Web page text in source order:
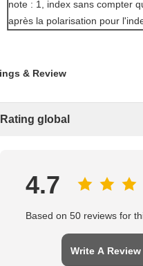
note : 1, index sans compter
après la polarisation pour
& Review
Rating global
4.7
Based on 50 reviews for
Write A Review